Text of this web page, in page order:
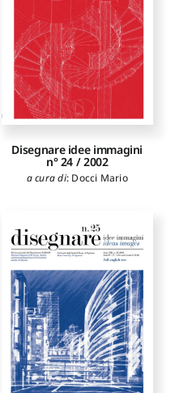
Disegnare idee immagini
n° 24 / 2002
a cura di: Docci Mario